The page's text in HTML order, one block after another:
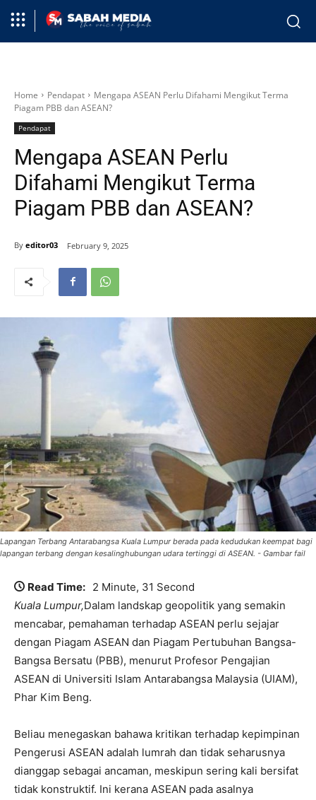
Home Pendapat
Mengapa ASEAN Perlu Difahami Mengikut Terma
Piagam PBB dan ASEAN?
Pendapat
Mengapa ASEAN Perlu
Difahami Mengikut Terma
Piagam PBB dan ASEAN?
By editor03 February 9, 2025
Lapangan Terbang Antarabangsa Kuala Lumpur berada pada kedudukan keempat bagi
lapangan terbang dengan kesalinghubungan udara tertinggi di ASEAN. - Gambar fail
Read Time: 2 Minute, 31 Second
Kuala Lumpur,Dalam landskap geopolitik yang semakin
mencabar, pemahaman terhadap ASEAN perlu sejajar
dengan Piagam ASEAN dan Piagam Pertubuhan Bangsa-
Bangsa Bersatu (PBB), menurut Profesor Pengajian
ASEAN di Universiti Islam Antarabangsa Malaysia (UIAM),
Phar Kim Beng.
Beliau menegaskan bahawa kritikan terhadap kepimpinan
Pengerusi ASEAN adalah lumrah dan tidak seharusnya
dianggap sebagai ancaman, meskipun sering kali bersifat
tidak konstruktif. Ini kerana ASEAN pada asalnya